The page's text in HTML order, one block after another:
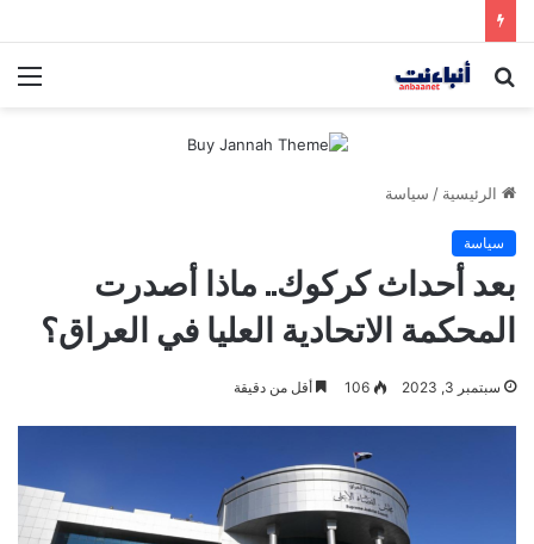
بحث
الرئيسية / سياسة
سياسة
بعد أحداث كركوك.. ماذا أصدرت
المحكمة الاتحادية العليا في العراق؟
سبتمبر 3, 2023 106 أقل من دقيقة